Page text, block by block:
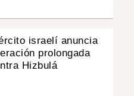
israelí anuncia
prolongada
Hizbulá